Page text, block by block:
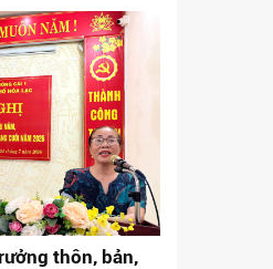
thôn, bản,